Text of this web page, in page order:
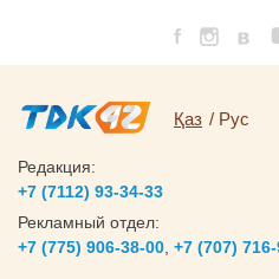
Қаз Рус
Редакция:
+7 (7112) 93-34-33
Рекламный отдел:
+7 (775) 906-38-00 +7 (707)